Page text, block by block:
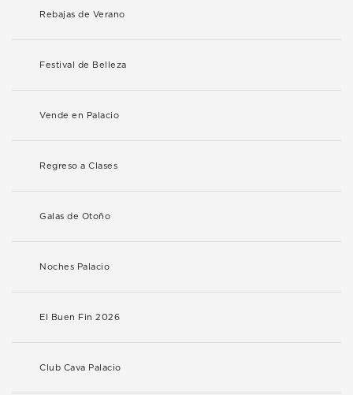
Rebajas de Verano
Festival de Belleza
Vende en Palacio
Regreso a Clases
Galas de Otoño
Noches Palacio
El Buen Fin 2026
Club Cava Palacio